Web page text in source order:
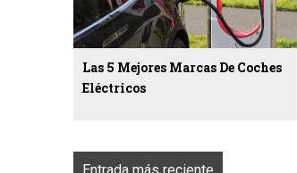
Las 5 Mejores Marcas De Coches
Eléctricos